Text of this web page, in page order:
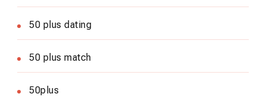
50 plus dating
50 plus match
50plus